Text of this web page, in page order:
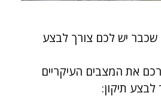
יש לכם צורך לבצע
את המצבים העיקריים
תיקון: